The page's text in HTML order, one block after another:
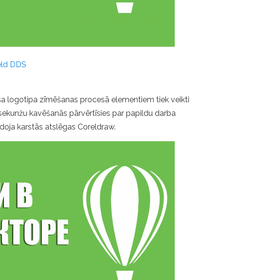
DDS
logotipa zīmēšanas procesā elementiem tiek veikti
kavēšanās pārvērtīsies par papildu darba
karstās atslēgas Coreldraw.